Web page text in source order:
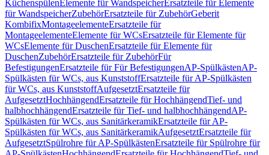
KüchenspülenElemente für WandspeicherErsatzteile für Elemente
für WandspeicherZubehörErsatzteile für ZubehörGeberit
KombifixMontageelementeErsatzteile für
MontageelementeElemente für WCsErsatzteile für Elemente für
WCsElemente für DuschenErsatzteile für Elemente für
DuschenZubehörErsatzteile für ZubehörFür
BefestigungenErsatzteile für Für BefestigungenAP-SpülkästenAP-
Spülkästen für WCs, aus KunststoffErsatzteile für AP-Spülkästen
für WCs, aus KunststoffAufgesetztErsatzteile für
AufgesetztHochhängendErsatzteile für HochhängendTief- und
halbhochhängendErsatzteile für Tief- und halbhochhängendAP-
Spülkästen für WCs, aus SanitärkeramikErsatzteile für AP-
Spülkästen für WCs, aus SanitärkeramikAufgesetztErsatzteile für
AufgesetztSpülrohre für AP-SpülkästenErsatzteile für Spülrohre für